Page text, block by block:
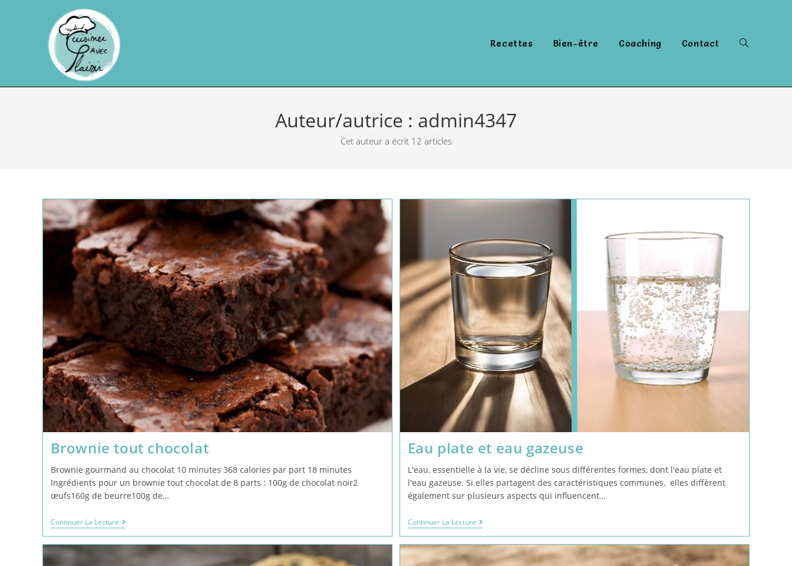
Recettes Bien-être Coaching Contact
Auteur/autrice : admin4347
Cet auteur a écrit 12 articles
Brownie tout chocolat
Brownie gourmand au chocolat 10 minutes 368 calories par part 18 minutes
Ingrédients pour un brownie tout chocolat de 8 parts : 100g de chocolat noir2
œufs160g de beurre100g de…
Continuer La Lecture
Eau plate et eau gazeuse
L'eau, essentielle à la vie, se décline sous différentes formes, dont l'eau plate et
l'eau gazeuse. Si elles partagent des caractéristiques communes, elles diffèrent
également sur plusieurs aspects qui influencent…
Continuer La Lecture